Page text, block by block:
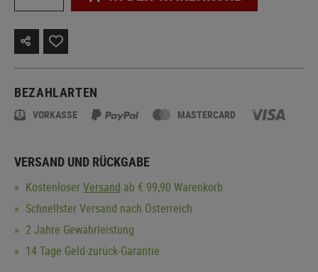
BEZAHLARTEN
VORKASSE MASTERCARD
VERSAND UND RÜCKGABE
KostenloserVersand ab € 99,90 Warenkorb
Schnellster Versand nach Österreich
2 Jahre Gewährleistung
14 Tage Geld-zurück-Garantie